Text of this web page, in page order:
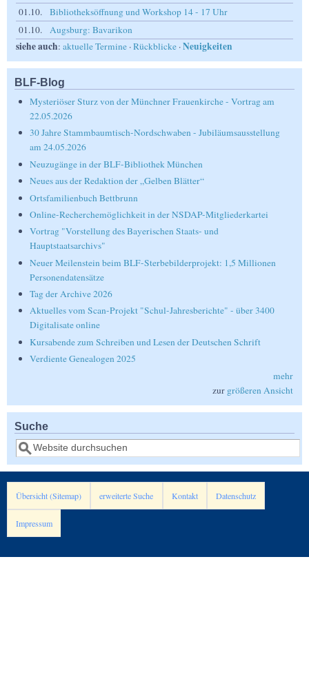
01.10.
Bibliotheksöffnung und Workshop 14 - 17 Uhr
01.10.
Augsburg: Bavarikon
siehe auch: aktuelle Termine ·Rückblicke ·Neuigkeiten
BLF-Blog
Mysteriöser Sturz von der Münchner Frauenkirche - Vortrag am
22.05.2026
30 Jahre Stammbaumtisch-Nordschwaben - Jubiläumsausstellung
am 24.05.2026
Neuzugänge in der BLF-Bibliothek München
Neues aus der Redaktion der „Gelben Blätter“
Ortsfamilienbuch Bettbrunn
Online-Recherchemöglichkeit in der NSDAP-Mitgliederkartei
Vortrag "Vorstellung des Bayerischen Staats- und
Hauptstaatsarchivs"
Neuer Meilenstein beim BLF-Sterbebilderprojekt: 1,5 Millionen
Personendatensätze
Tag der Archive 2026
Aktuelles vom Scan-Projekt "Schul-Jahresberichte" - über 3400
Digitalisate online
Kursabende zum Schreiben und Lesen der Deutschen Schrift
Verdiente Genealogen 2025
mehr
zur größeren Ansicht
Suche
Suche
Übersicht (Sitemap) erweiterte Suche Kontakt Datenschutz
Impressum